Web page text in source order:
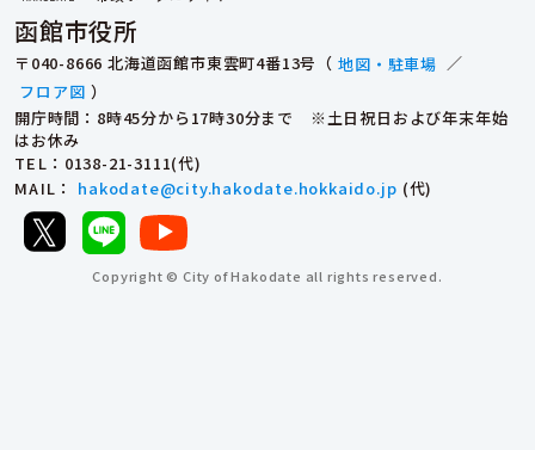
函館市役所
〒040-8666 北海道函館市東雲町4番13号（ 地図・駐車場 ／
フロア図 ）
開庁時間：8時45分から17時30分まで ※土日祝日および年末年始
はお休み
TEL ：0138-21-3111(代)
MAIL ： hakodate@city.hakodate.hokkaido.jp (代)
Copyright © City of Hakodate all rights reserved.